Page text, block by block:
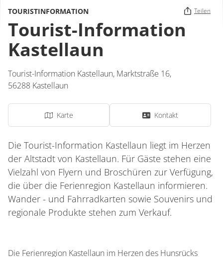
TOURISTINFORMATION Teilen
Tourist-Information
Kastellaun
Tourist-Information Kastellaun, Marktstraße 16,
56288 Kastellaun
Karte Kontakt
Die Tourist-Information Kastellaun liegt im Herzen
der Altstadt von Kastellaun. Für Gäste stehen eine
Vielzahl von Flyern und Broschüren zur Verfügung,
die über die Ferienregion Kastellaun informieren.
Wander - und Fahrradkarten sowie Souvenirs und
regionale Produkte stehen zum Verkauf.
Die Ferienregion Kastellaun im Herzen des Hunsrücks